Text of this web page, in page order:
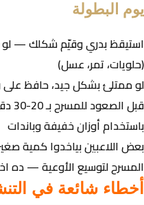
يوم البطولة
استيقظ بدري وقيّم شكلك —
(حلويات، تمر، عسل)
لو ممتلئ بشكل جيد، حافظ
باستخدام أوزان خفيفة وباندات
بعض اللاعبين بياخدوا كمية
المسرح لتوسيع الأوعية — ده
أخطاء شائعة في